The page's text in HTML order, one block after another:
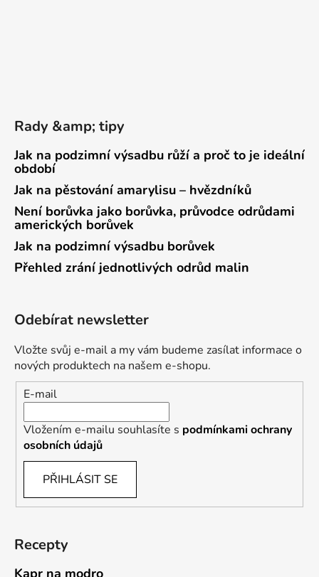
Rady &amp; tipy
Jak na podzimní výsadbu růží a proč to je ideální
období
Jak na pěstování amarylisu – hvězdníků
Není borůvka jako borůvka, průvodce odrůdami
amerických borůvek
Jak na podzimní výsadbu borůvek
Přehled zrání jednotlivých odrůd malin
Odebírat newsletter
Vložte svůj e-mail a my vám budeme zasílat informace o
nových produktech na našem e-shopu.
E-mail
Vložením e-mailu souhlasíte s podmínkami ochrany
osobních údajů
PŘIHLÁSIT SE
Recepty
Kapr na modro